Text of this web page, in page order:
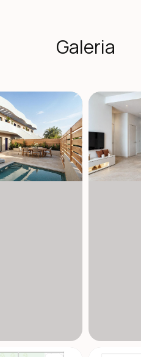
de la Horadada znajdują
La Zenia Boulevard
Galeria